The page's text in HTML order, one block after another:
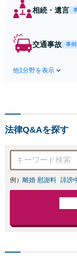
相続・遺言
交通事故 事
他1分野を表示
法律Q&Aを探す
例） 離婚 慰謝料 誹謗